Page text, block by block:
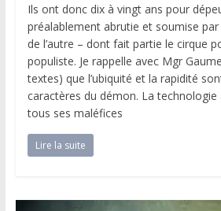
Ils ont donc dix à vingt ans pour
préalablement abrutie et soumise
de l’autre – dont fait partie le cirque
populiste. Je rappelle avec Mgr
textes) que l’ubiquité et la rapidité
caractères du démon. La technologie
tous ses maléfices
Lire la suite